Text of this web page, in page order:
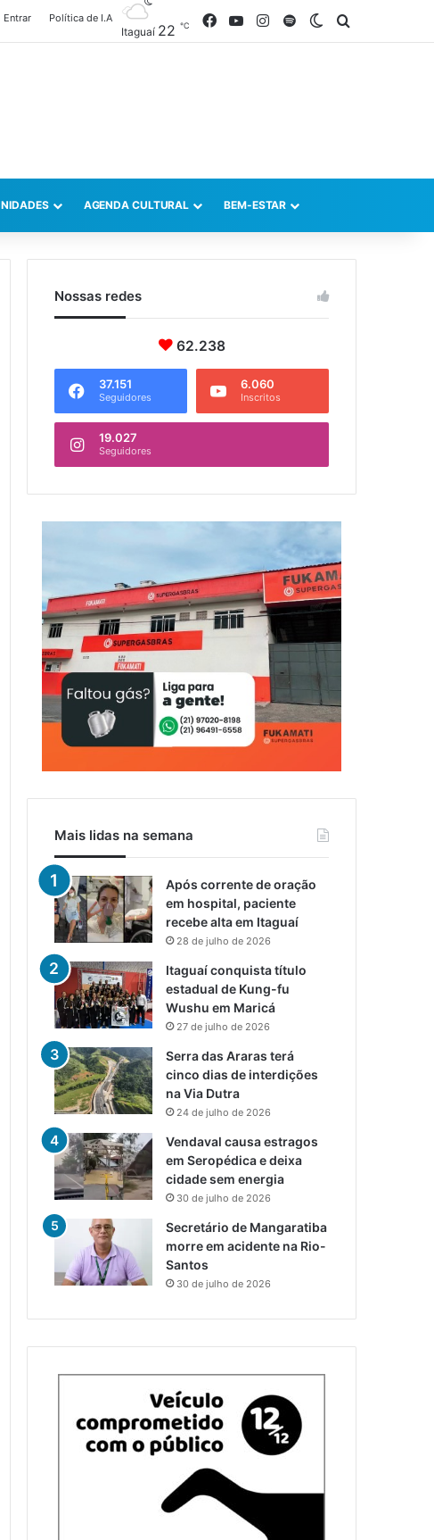
Entrar Política de I.A
Itaguaí 22 ℃ FacebookYouTubeInstagram
SpotifySwitch skin
AGENDA CULTURAL BEM-ESTAR
Nossas redes
62.238
37.151
Seguidores
6.060
Inscritos
19.027
Seguidores
Mais lidas na semana
Após corrente de oração
em hospital, paciente
recebe alta em Itaguaí
28 de julho de 2026
Itaguaí conquista título
estadual de Kung-fu
Wushu em Maricá
27 de julho de 2026
Serra das Araras terá
cinco dias de interdições
na Via Dutra
24 de julho de 2026
Vendaval causa estragos
em Seropédica e deixa
cidade sem energia
30 de julho de 2026
Secretário de Mangaratiba
morre em acidente na Rio-
Santos
30 de julho de 2026